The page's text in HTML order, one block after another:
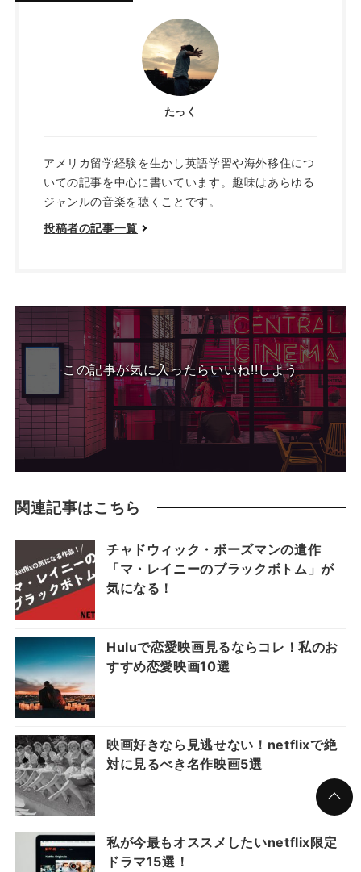
たっく
アメリカ留学経験を生かし英語学習や海外移住につ
いての記事を中心に書いています。趣味はあらゆる
ジャンルの音楽を聴くことです。
投稿者の記事一覧
この記事が気に入ったらいいね!!しよう
関連記事はこちら
チャドウィック・ボーズマンの遺作
「マ・レイニーのブラックボトム」が
気になる！
Huluで恋愛映画見るならコレ！私のお
すすめ恋愛映画10選
映画好きなら見逃せない！netflixで絶
対に見るべき名作映画5選
私が今最もオススメしたいnetflix限定
ドラマ15選！